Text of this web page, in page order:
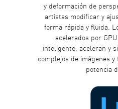
y deformación de
artistas modificar y
forma rápida y fluida.
acelerados por
inteligente, aceleran y
complejos de imágenes
potencia